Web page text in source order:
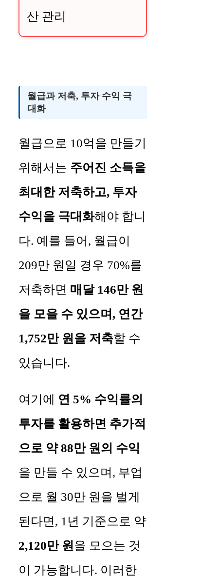
산 관리
월급과 저축, 투자 수익 극
대화
월급으로 10억을 만들기
위해서는 주어진 소득을
최대한 저축하고, 투자
수익을 극대화해야 합니
다. 예를 들어, 월급이
209만 원일 경우 70%를
저축하면 매달 146만 원
을 모을 수 있으며, 연간
1,752만 원을 저축할 수
있습니다.
여기에 연 5% 수익률의
투자를 활용하면 추가적
으로 약 88만 원의 수익
을 만들 수 있으며, 부업
으로 월 30만 원을 벌게
된다면, 1년 기준으로 약
2,120만 원 을 모으는 것
이 가능합니다. 이러한